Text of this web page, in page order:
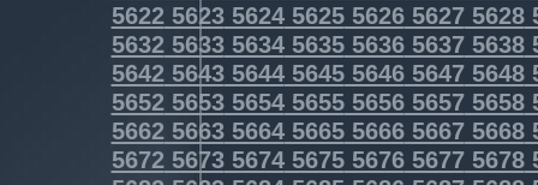
5622562356245625562656275628
5632563356345635563656375638
5642564356445645564656475648
5652565356545655565656575658
5662566356645665566656675668
5672567356745675567656775678